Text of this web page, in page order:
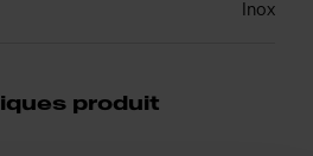
Inox
produit